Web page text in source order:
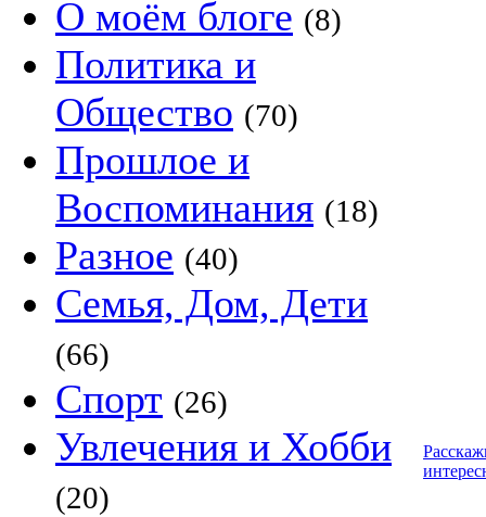
О моём блоге (8)
Политика и
Общество (70)
Прошлое и
Воспоминания (18)
Разное (40)
Семья, Дом, Дети
(66)
Спорт (26)
Увлечения и Хобби
(20)